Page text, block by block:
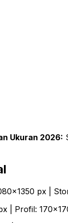
Ukuran 2026:
px |
| Profil: